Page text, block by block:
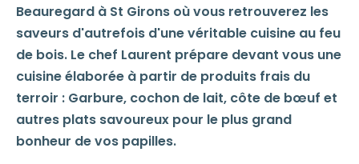
Beauregard à St Girons où vous retrouverez les
saveurs d'autrefois d'une véritable cuisine au feu
de bois. Le chef Laurent prépare devant vous une
cuisine élaborée à partir de produits frais du
terroir : Garbure, cochon de lait, côte de bœuf et
autres plats savoureux pour le plus grand
bonheur de vos papilles.